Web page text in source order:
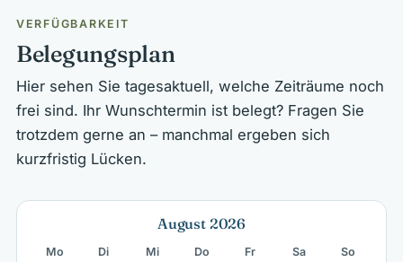
VERFÜGBARKEIT
Belegungsplan
Hier sehen Sie tagesaktuell, welche Zeiträume noch
frei sind. Ihr Wunschtermin ist belegt? Fragen Sie
trotzdem gerne an – manchmal ergeben sich
kurzfristig Lücken.
August 2026
Mo Di Mi Do Fr Sa
So